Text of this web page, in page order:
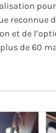
reconnue
et de
de 60